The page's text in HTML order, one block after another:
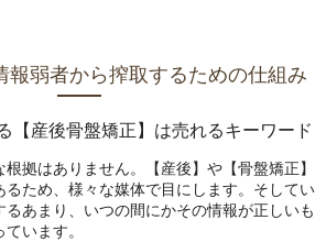
報弱者から搾取するための仕組み
【産後骨盤矯正】は売れるキーワード
拠はありません。【産後】や【骨盤矯正】
るため、様々な媒体で目にします。そしてい
あまり、いつの間にかその情報が正しいも
います。